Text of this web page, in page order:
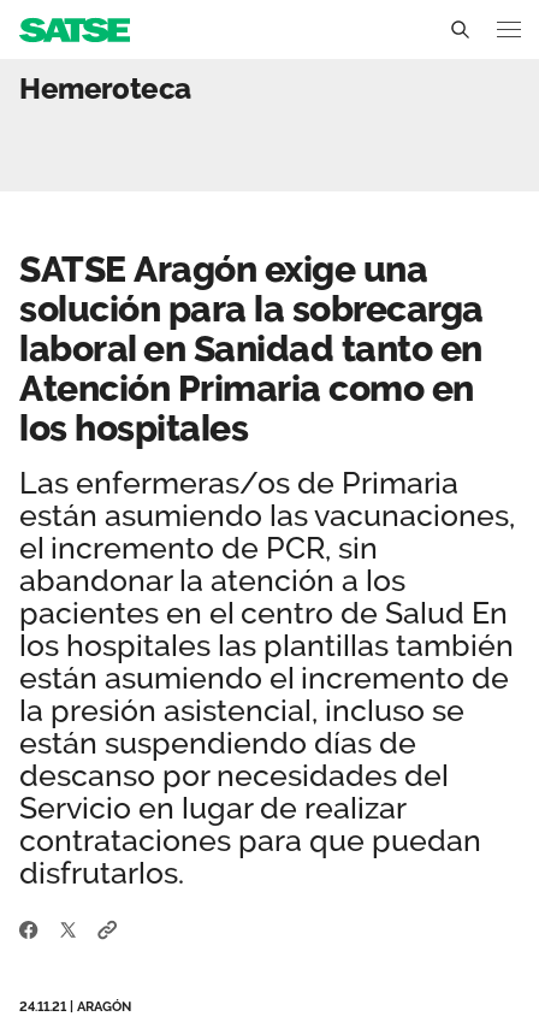
Delegados Sindicales
Estructura organizativa
Transparencia
Ámbitos de negociación
Secciones sindicales
Qué ofrecemos
Servicios
Actualidad
Temas
Sala de prensa
Empleo
Documentos
Publicaciones
Vídeos
Aragón
Contáctanos
Área privada
Únete
SATSE Aragón exige
Hemeroteca
SATSE Aragón exige una
solución para la sobrecarga
laboral en Sanidad tanto en
Atención Primaria como en
los hospitales
Las enfermeras/os de Primaria
están asumiendo las vacunaciones,
el incremento de PCR, sin
abandonar la atención a los
pacientes en el centro de Salud En
los hospitales las plantillas también
están asumiendo el incremento de
la presión asistencial, incluso se
están suspendiendo días de
descanso por necesidades del
Servicio en lugar de realizar
contrataciones para que puedan
disfrutarlos.
24.11.21 ARAGÓN